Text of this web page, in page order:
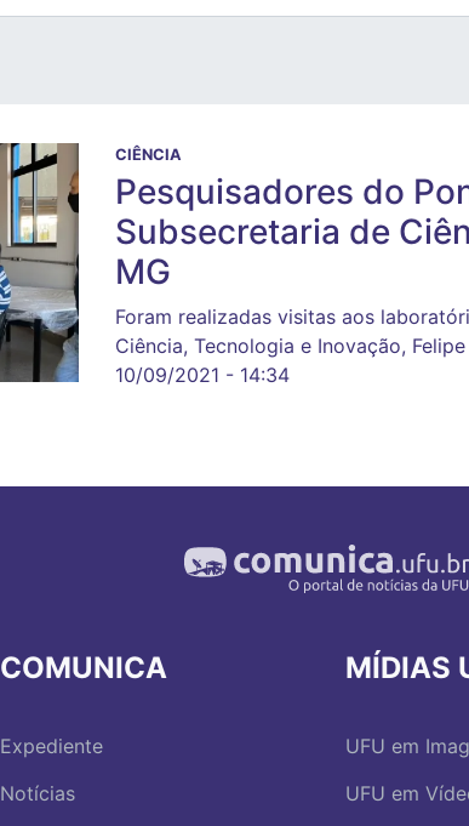
CIÊNCIA
Pesquisadores do
Subsecretaria de
MG
Foram realizadas visitas aos
Ciência, Tecnologia e Inovação,
10/09/2021 - 14:34
COMUNICA
Expediente
Notícias
MÍDIAS
UFU em
UFU em